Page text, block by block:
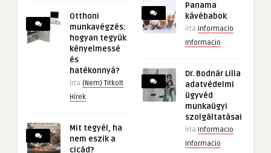
Otthoni
munkavégzés:
hogyan tegyük
kényelmessé
és
hatékonnyá?
írta (Nem) Titkolt
Hírek
Mit tegyél, ha
nem eszik a
cicád?
Panama
kávébabok
írta
Informacio
Informacio
Dr. Bodnár Lilla
adatvédelmi
ügyvéd
munkaügyi
szolgáltatásai
írta
Informacio
Informacio